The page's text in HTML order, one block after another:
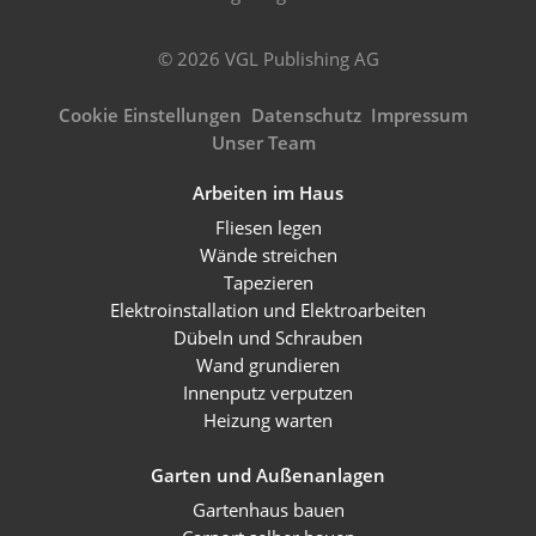
© 2026 VGL Publishing AG
Cookie Einstellungen Datenschutz Impressum
Unser Team
Arbeiten im Haus
Fliesen legen
Wände streichen
Tapezieren
Elektroinstallation und Elektroarbeiten
Dübeln und Schrauben
Wand grundieren
Innenputz verputzen
Heizung warten
Garten und Außenanlagen
Gartenhaus bauen